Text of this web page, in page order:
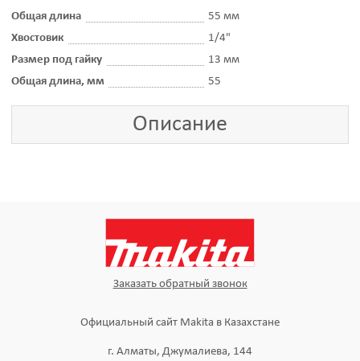
Общая длина
55 мм
Хвостовик
1/4"
Размер под гайку
13 мм
Общая длина, мм
55
Описание
Заказать обратный звонок
Официальный сайт Makita в Казахстане
г. Алматы, Джумалиева, 144